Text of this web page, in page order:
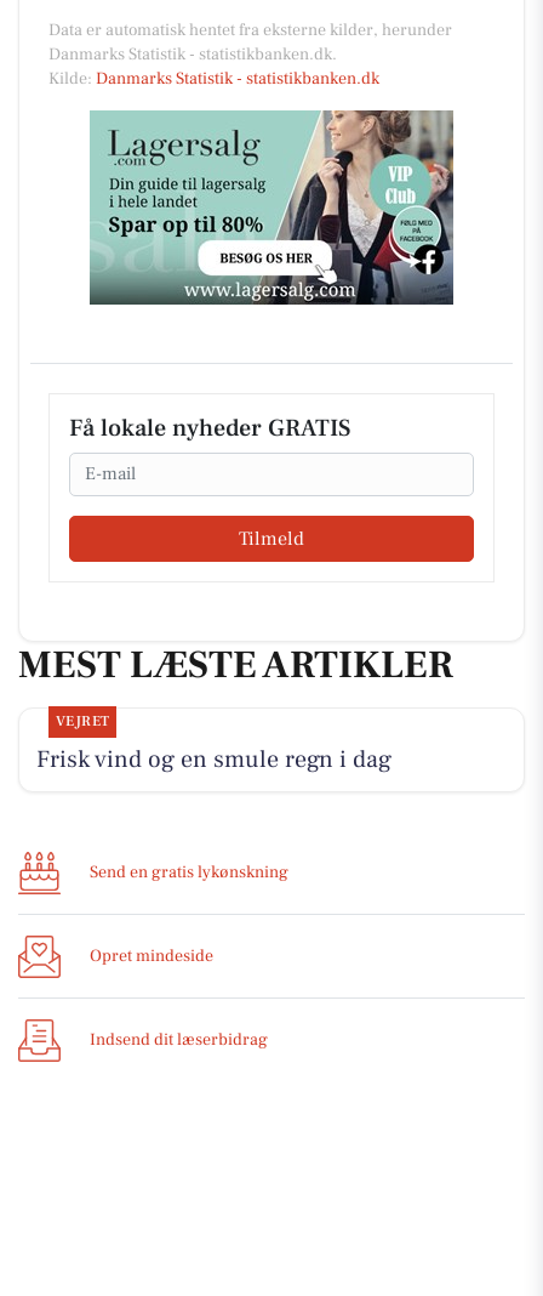
Data er automatisk hentet fra eksterne kilder, herunder
Danmarks Statistik - statistikbanken.dk.
Kilde: Danmarks Statistik - statistikbanken.dk
Få lokale nyheder GRATIS
Email
Tilmeld
MEST LÆSTE ARTIKLER
VEJRET
Frisk vind og en smule regn i dag
Send en gratis lykønskning
Opret mindeside
Indsend dit læserbidrag